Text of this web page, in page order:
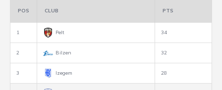
POS CLUB PTS
1 Pelt 34
2 Bilzen 32
3 Izegem 28